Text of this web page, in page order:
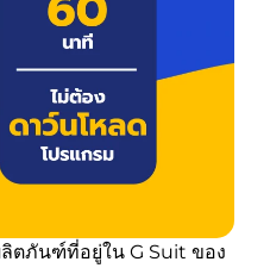
ตภันฑ์ที่อยู่ใน G Suit ของ